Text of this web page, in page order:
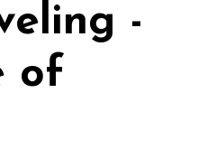
-
of